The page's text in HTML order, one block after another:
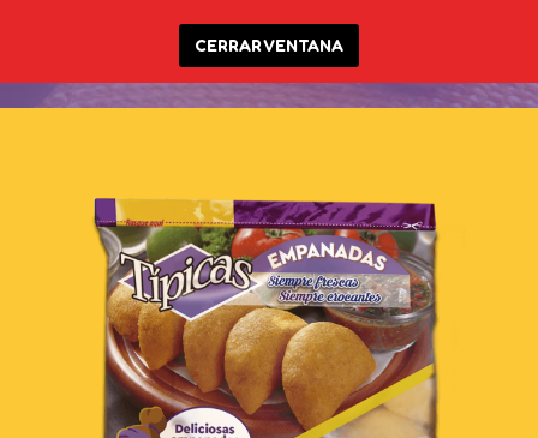
MEDIANAS DE CARNE CONGELADAS X 10U
CERRAR VENTANA